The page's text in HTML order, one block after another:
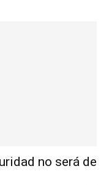
no será de